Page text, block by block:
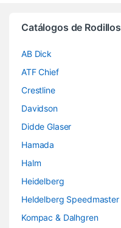
Catálogos de Rodillos
AB Dick
ATF Chief
Crestline
Davidson
Didde Glaser
Hamada
Halm
Heidelberg
Heldelberg Speedmaster
Kompac & Dalhgren